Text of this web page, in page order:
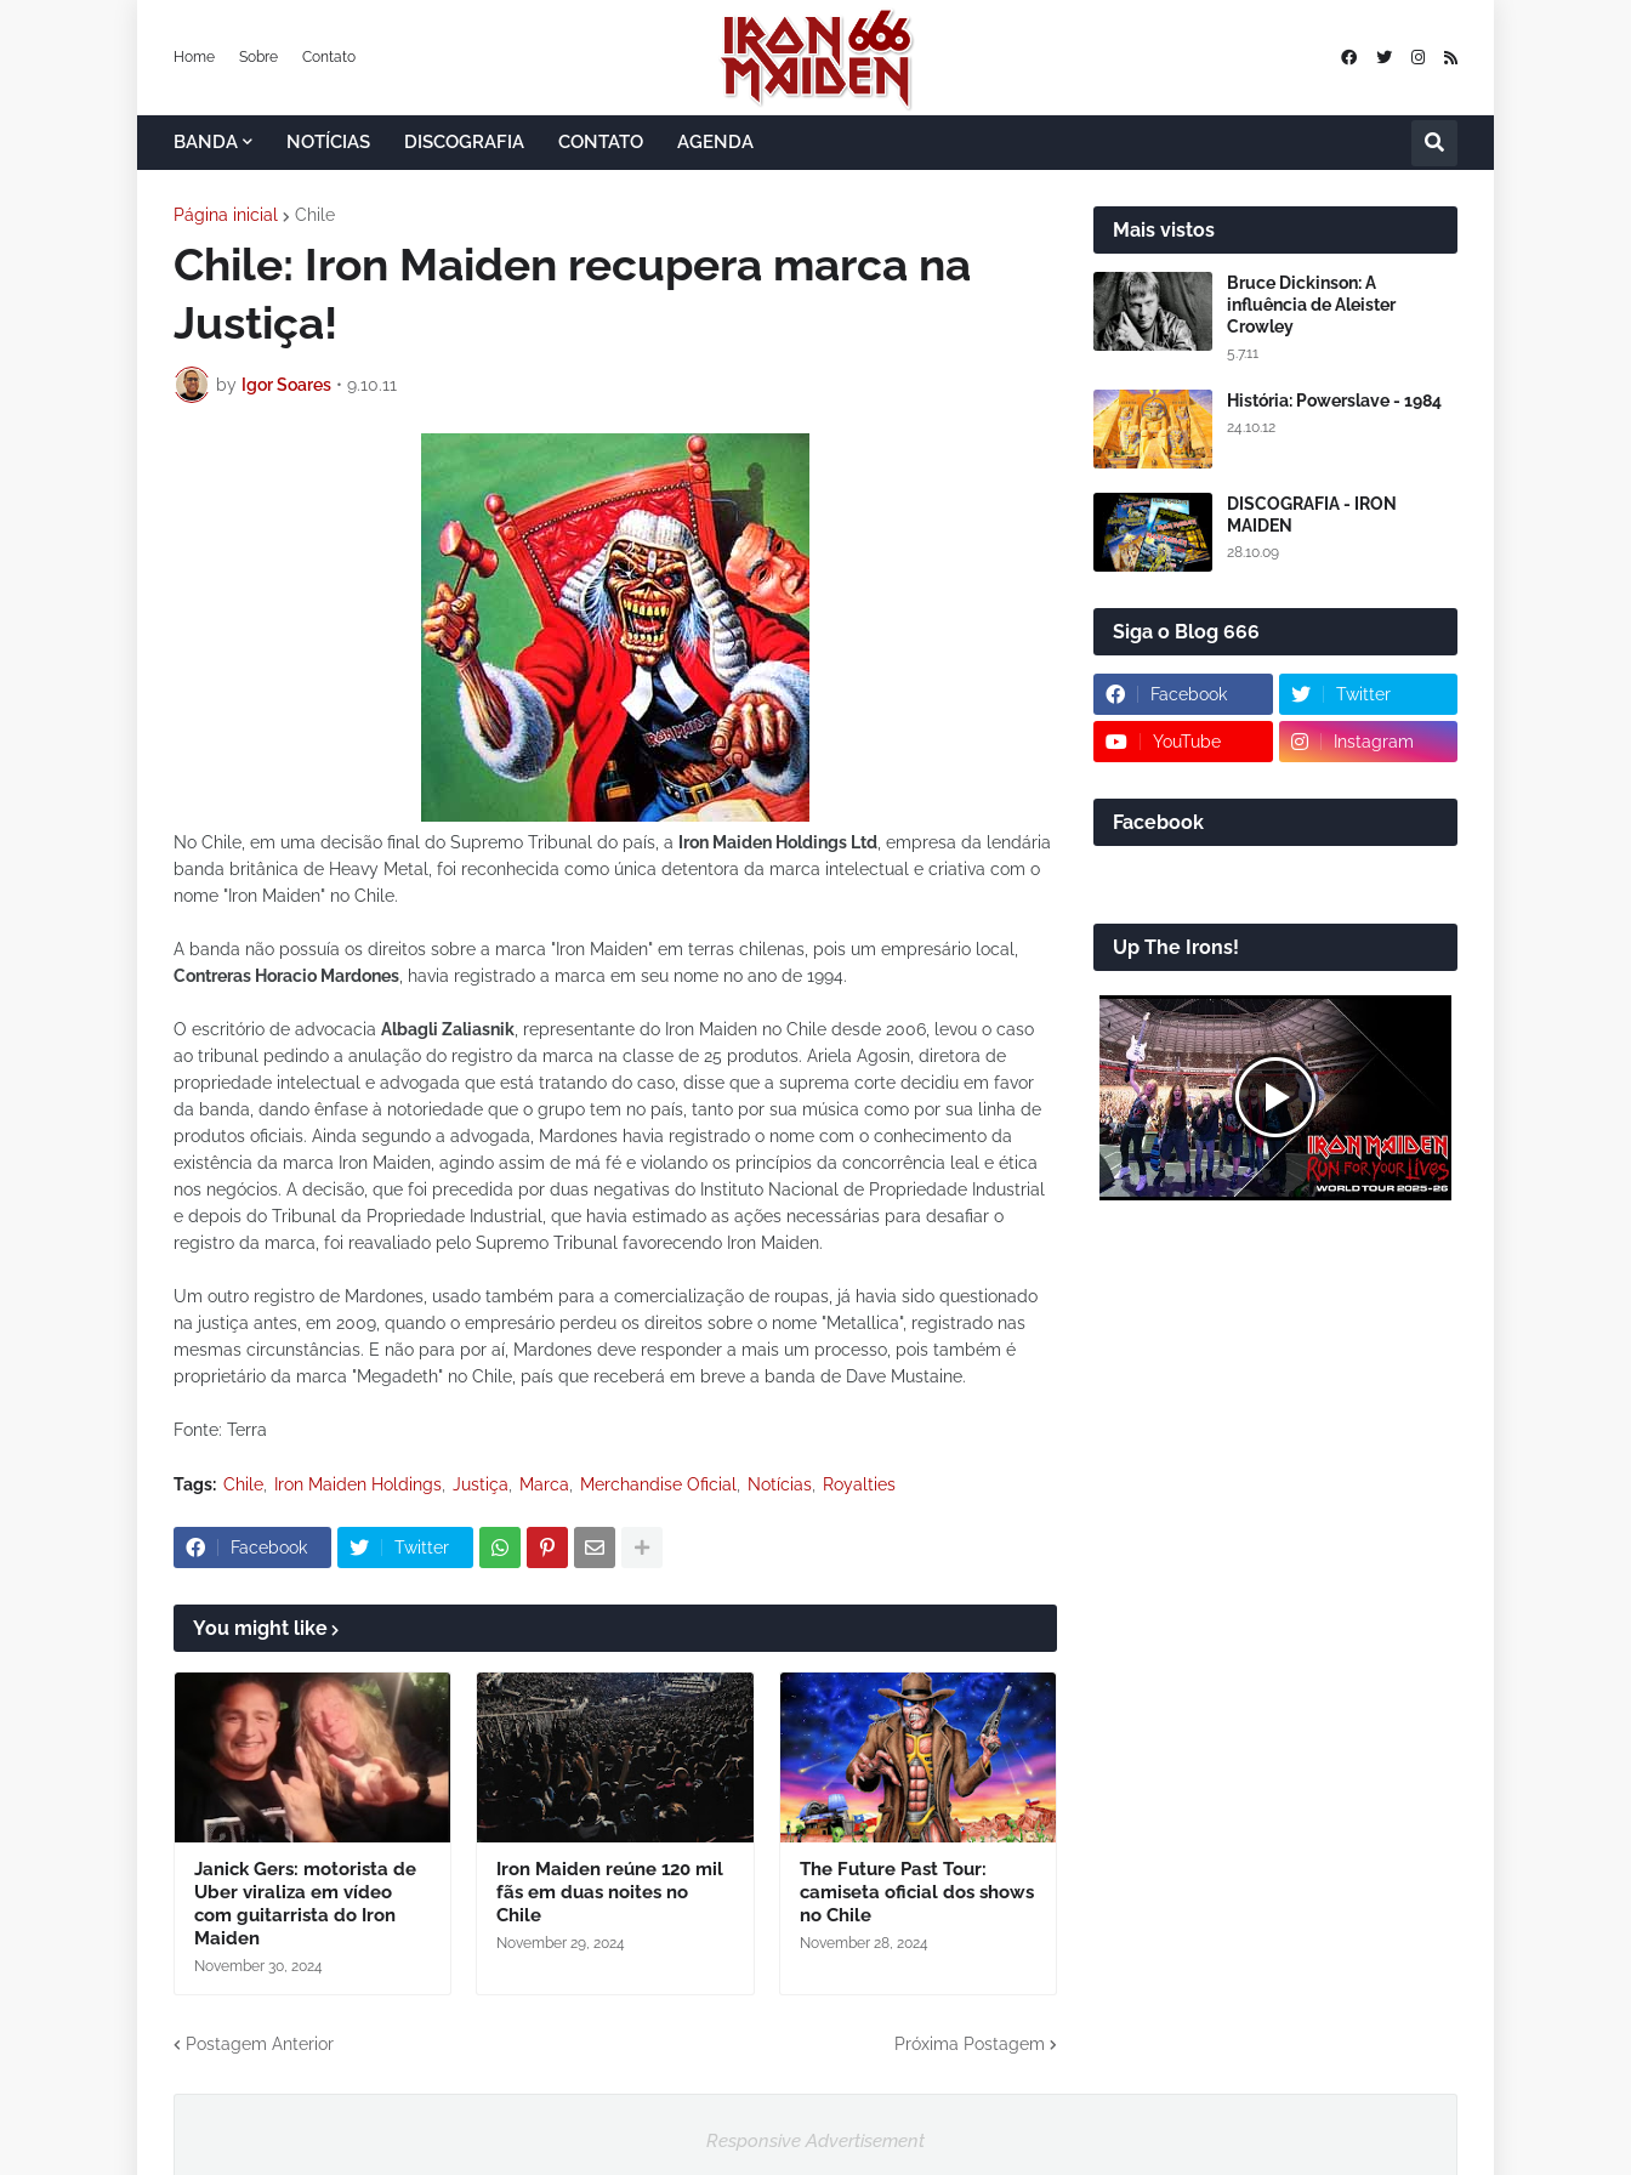
Home Sobre Contato
BANDA NOTÍCIAS DISCOGRAFIA CONTATO AGENDA
Página inicial Chile
Chile: Iron Maiden recupera marca na
Justiça!
by Igor Soares • 9.10.11
No Chile, em uma decisão final do Supremo Tribunal do país, a Iron Maiden Holdings Ltd , empresa da lendária
banda britânica de Heavy Metal, foi reconhecida como única detentora da marca intelectual e criativa com o
nome "Iron Maiden" no Chile.
A banda não possuía os direitos sobre a marca "Iron Maiden" em terras chilenas, pois um empresário local,
Contreras Horacio Mardones , havia registrado a marca em seu nome no ano de 1994.
O escritório de advocacia Albagli Zaliasnik , representante do Iron Maiden no Chile desde 2006, levou o caso
ao tribunal pedindo a anulação do registro da marca na classe de 25 produtos. Ariela Agosin, diretora de
propriedade intelectual e advogada que está tratando do caso, disse que a suprema corte decidiu em favor
da banda, dando ênfase à notoriedade que o grupo tem no país, tanto por sua música como por sua linha de
produtos oficiais. Ainda segundo a advogada, Mardones havia registrado o nome com o conhecimento da
existência da marca Iron Maiden, agindo assim de má fé e violando os princípios da concorrência leal e ética
nos negócios. A decisão, que foi precedida por duas negativas do Instituto Nacional de Propriedade Industrial
e depois do Tribunal da Propriedade Industrial, que havia estimado as ações necessárias para desafiar o
registro da marca, foi reavaliado pelo Supremo Tribunal favorecendo Iron Maiden.
Um outro registro de Mardones, usado também para a comercialização de roupas, já havia sido questionado
na justiça antes, em 2009, quando o empresário perdeu os direitos sobre o nome "Metallica", registrado nas
mesmas circunstâncias. E não para por aí, Mardones deve responder a mais um processo, pois também é
proprietário da marca "Megadeth" no Chile, país que receberá em breve a banda de Dave Mustaine.
Fonte: Terra
Tags: Chile Iron Maiden Holdings Justiça Marca Merchandise Oficial Notícias Royalties
Facebook Twitter
You might like
Janick Gers: motorista de
Uber viraliza em vídeo
com guitarrista do Iron
Maiden
November 30, 2024
Iron Maiden reúne 120 mil
fãs em duas noites no
Chile
November 29, 2024
The Future Past Tour:
camiseta oficial dos shows
no Chile
November 28, 2024
Postagem Anterior Próxima Postagem
Mais vistos
Bruce Dickinson: A
influência de Aleister
Crowley
5.7.11
História: Powerslave - 1984
24.10.12
DISCOGRAFIA - IRON
MAIDEN
28.10.09
Siga o Blog 666
Facebook Twitter
YouTube Instagram
Facebook
Up The Irons!
Responsive Advertisement